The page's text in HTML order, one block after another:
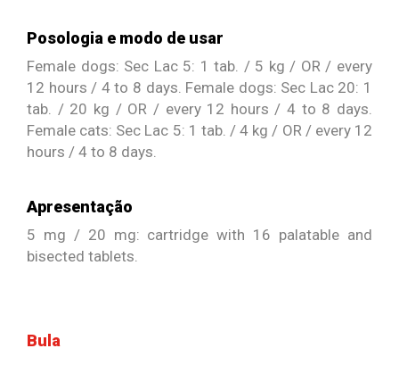
Posologia e modo de usar
Female dogs: Sec Lac 5: 1 tab. / 5 kg / OR / every
12 hours / 4 to 8 days. Female dogs: Sec Lac 20: 1
tab. / 20 kg / OR / every 12 hours / 4 to 8 days.
Female cats: Sec Lac 5: 1 tab. / 4 kg / OR / every 12
hours / 4 to 8 days.
Apresentação
5 mg / 20 mg: cartridge with 16 palatable and
bisected tablets.
Bula